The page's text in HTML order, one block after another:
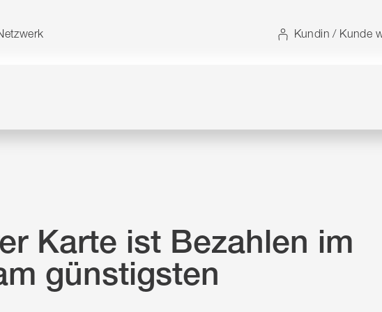
Kundin / Kunde
Karte ist Bezahlen im
günstigsten